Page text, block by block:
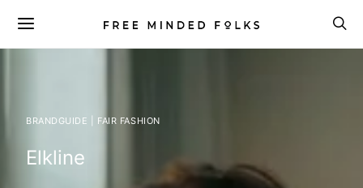
BRANDGUIDE | FAIR FASHION
Elkline